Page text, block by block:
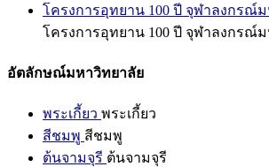
โครงการอุทยาน 100 ปี จุฬาลงกรณ์
โครงการอุทยาน 100 ปี จุฬาลงกรณ์
อัตลักษณ์มหาวิทยาลัย
พระเกี้ยว พระเกี้ยว
สีชมพู สีชมพู
ต้นจามจุรี ต้นจามจุรี